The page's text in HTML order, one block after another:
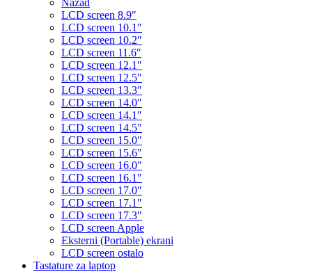
Nazad
LCD screen 8.9″
LCD screen 10.1″
LCD screen 10.2″
LCD screen 11.6″
LCD screen 12.1″
LCD screen 12.5″
LCD screen 13.3″
LCD screen 14.0″
LCD screen 14.1″
LCD screen 14.5″
LCD screen 15.0″
LCD screen 15.6″
LCD screen 16.0″
LCD screen 16.1″
LCD screen 17.0″
LCD screen 17.1″
LCD screen 17.3″
LCD screen Apple
Eksterni (Portable) ekrani
LCD screen ostalo
Tastature za laptop